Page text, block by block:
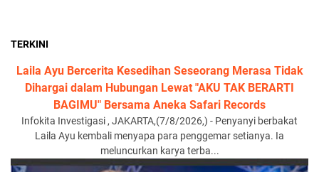
TERKINI
Laila Ayu Bercerita Kesedihan Seseorang Merasa Tidak
Dihargai dalam Hubungan Lewat "AKU TAK BERARTI
BAGIMU" Bersama Aneka Safari Records
Infokita Investigasi , JAKARTA,(7/8/2026,) - Penyanyi berbakat
Laila Ayu kembali menyapa para penggemar setianya. Ia
meluncurkan karya terba...